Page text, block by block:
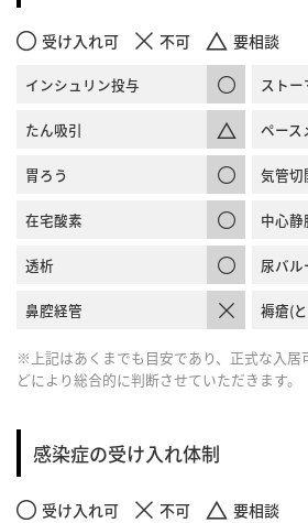
受け入れ可 不可 要相談
インシュリン投与 ストー
たん吸引 ペース
胃ろう 気管切
在宅酸素 中心静
透析 尿バル
鼻腔経管 褥瘡(
※上記はあくまでも目安であり、正式な入居
どにより総合的に判断させていただきます。
感染症の受け入れ体制
受け入れ可 不可 要相談